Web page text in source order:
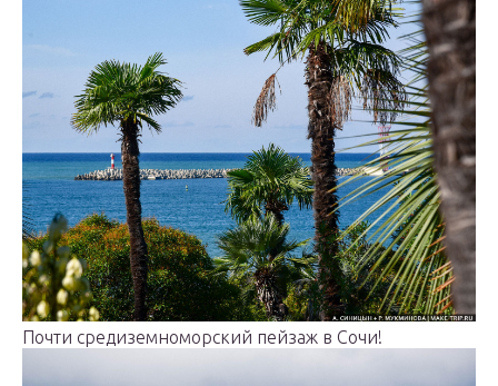
Почти средиземноморский пейзаж в Сочи!